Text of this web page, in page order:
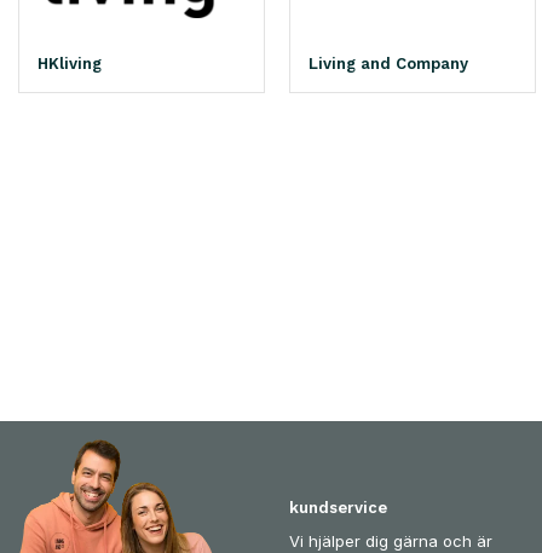
HKliving Living and Company
kundservice
Vi hjälper dig gärna och är